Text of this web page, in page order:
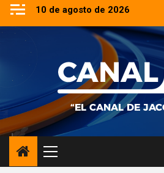
Saltar
contenido
10 de agosto de 2026
Menú
principal